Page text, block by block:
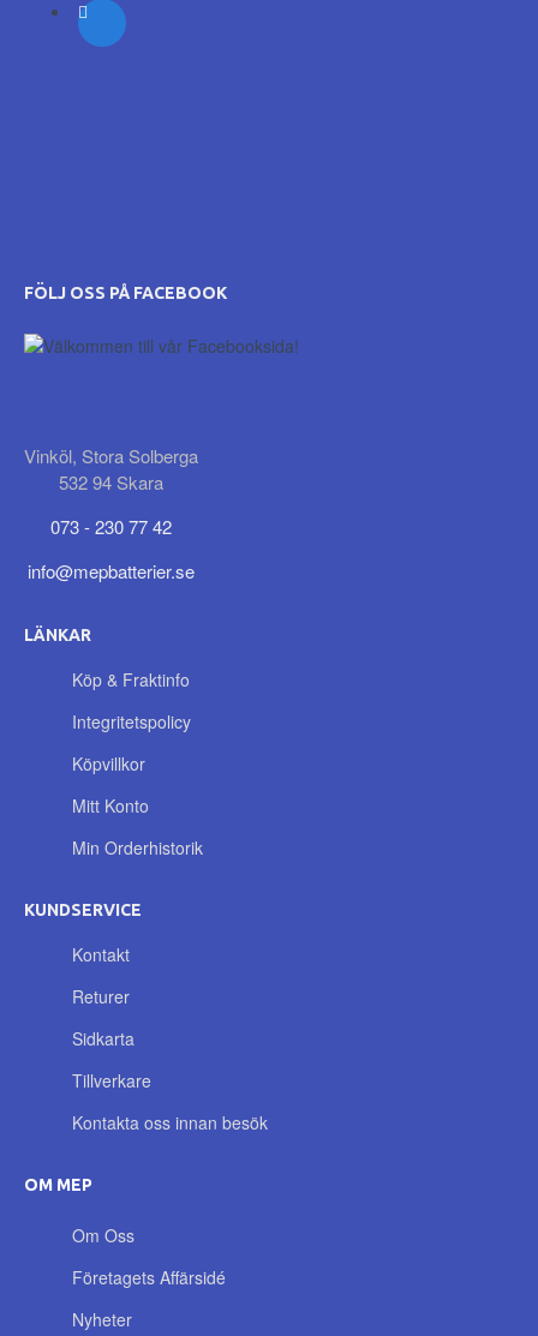
FÖLJ OSS PÅ FACEBOOK
Vinköl, Stora Solberga
532 94 Skara
073 - 230 77 42
info@mepbatterier.se
LÄNKAR
Köp & Fraktinfo
Integritetspolicy
Köpvillkor
Mitt Konto
Min Orderhistorik
KUNDSERVICE
Kontakt
Returer
Sidkarta
Tillverkare
Kontakta oss innan besök
OM MEP
Om Oss
Företagets Affärsidé
Nyheter